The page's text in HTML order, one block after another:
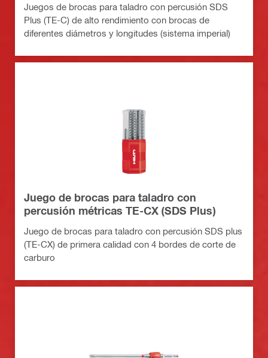
Juegos de brocas para taladro con percusión SDS
Plus (TE-C) de alto rendimiento con brocas de
diferentes diámetros y longitudes (sistema imperial)
Juego de brocas para taladro con
percusión métricas TE-CX (SDS Plus)
Juego de brocas para taladro con percusión SDS plus
(TE-CX) de primera calidad con 4 bordes de corte de
carburo